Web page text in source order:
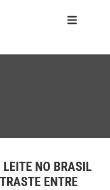
LEITE NO BRASIL
ENTRE